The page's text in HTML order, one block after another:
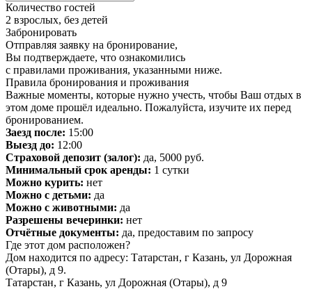
Количество гостей
2 взрослых, без детей
Забронировать
Отправляя заявку на бронирование,
Вы подтверждаете, что ознакомились
с правилами проживания, указанными ниже.
Правила бронирования и проживания
Важные моменты, которые нужно учесть, чтобы Ваш отдых в
этом доме прошёл идеально. Пожалуйста, изучите их перед
бронированием.
Заезд после: 15:00
Выезд до: 12:00
Страховой депозит (залог): да, 5000 руб.
Минимальный срок аренды: 1 сутки
Можно курить: нет
Можно с детьми: да
Можно с животными: да
Разрешены вечеринки: нет
Отчётные документы: да, предоставим по запросу
Где этот дом расположен?
Дом находится по адресу: Татарстан, г Казань, ул Дорожная
(Отары), д 9.
Татарстан, г Казань, ул Дорожная (Отары), д 9